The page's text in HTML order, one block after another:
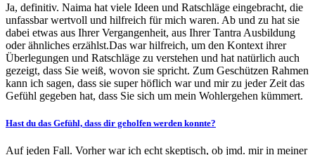
Ja, definitiv. Naima hat viele Ideen und Ratschläge eingebracht, die
unfassbar wertvoll und hilfreich für mich waren. Ab und zu hat sie
dabei etwas aus Ihrer Vergangenheit, aus Ihrer Tantra Ausbildung
oder ähnliches erzählst.Das war hilfreich, um den Kontext ihrer
Überlegungen und Ratschläge zu verstehen und hat natürlich auch
gezeigt, dass Sie weiß, wovon sie spricht. Zum Geschützen Rahmen
kann ich sagen, dass sie super höflich war und mir zu jeder Zeit das
Gefühl gegeben hat, dass Sie sich um mein Wohlergehen kümmert.
Hast du das Gefühl, dass dir geholfen werden konnte?
Auf jeden Fall. Vorher war ich echt skeptisch, ob jmd. mir in meiner